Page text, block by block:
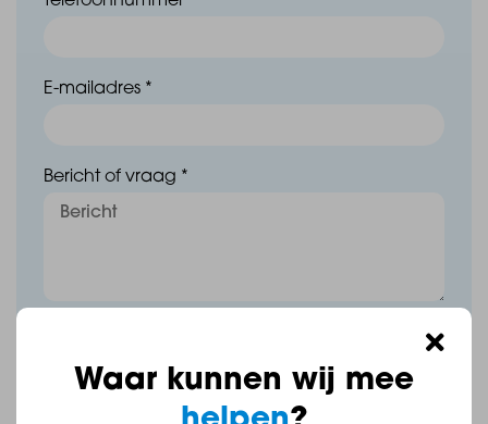
E-mailadres *
Bericht of vraag *
Waar kunnen wij mee